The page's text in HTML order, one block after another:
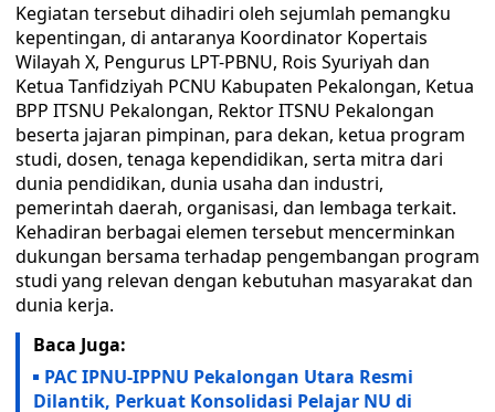
Kegiatan tersebut dihadiri oleh sejumlah pemangku
kepentingan, di antaranya Koordinator Kopertais
Wilayah X, Pengurus LPT-PBNU, Rois Syuriyah dan
Ketua Tanfidziyah PCNU Kabupaten Pekalongan, Ketua
BPP ITSNU Pekalongan, Rektor ITSNU Pekalongan
beserta jajaran pimpinan, para dekan, ketua program
studi, dosen, tenaga kependidikan, serta mitra dari
dunia pendidikan, dunia usaha dan industri,
pemerintah daerah, organisasi, dan lembaga terkait.
Kehadiran berbagai elemen tersebut mencerminkan
dukungan bersama terhadap pengembangan program
studi yang relevan dengan kebutuhan masyarakat dan
dunia kerja.
Baca Juga:
PAC IPNU-IPPNU Pekalongan Utara Resmi
Dilantik, Perkuat Konsolidasi Pelajar NU di